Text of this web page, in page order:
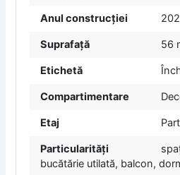
Anul construcției
Suprafață 56
Etichetă
Compartimentare
Etaj
Particularități
bucătărie utilată, balcon,